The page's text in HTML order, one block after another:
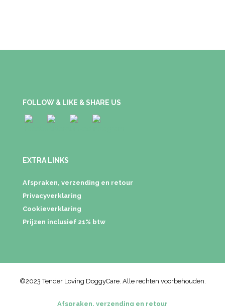
FOLLOW & LIKE & SHARE US
EXTRA LINKS
Afspraken, verzending en retour
Privacyverklaring
Cookieverklaring
Prijzen inclusief 21% btw
©2023 Tender Loving DoggyCare. Alle rechten voorbehouden.
Afspraken, verzending en retour